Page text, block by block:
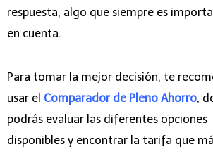
respuesta, algo que siempre es
en cuenta.
Para tomar la mejor decisión, te
usar el Comparador de Pleno Ahorro,
podrás evaluar las diferentes opciones
disponibles y encontrar la tarifa que